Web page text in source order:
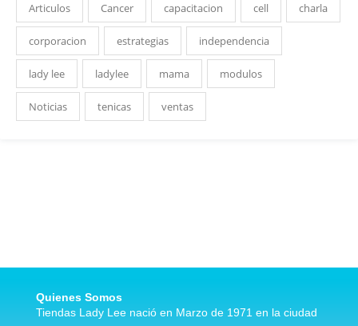
Articulos Cancer capacitacion cell charla
corporacion estrategias independencia
lady lee ladylee mama modulos
Noticias tenicas ventas
Quienes Somos
Tiendas Lady Lee nació en Marzo de 1971 en la ciudad